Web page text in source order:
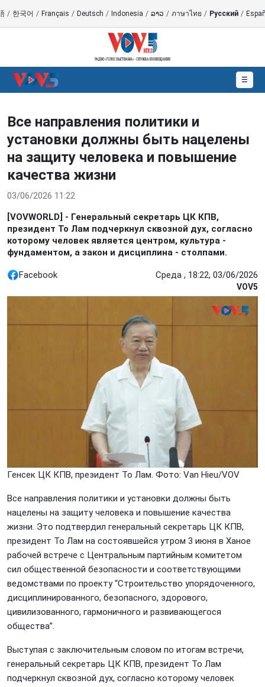
/ 한국어 / Français / Deutsch / Indonesia / ລາວ / ภาษาไทย / Русский /
☰
Все направления политики и
установки должны быть нацелены
на защиту человека и повышение
качества жизни
03/06/2026 11:22
[VOVWORLD] - Генеральный секретарь ЦК КПВ,
президент То Лам подчеркнул сквозной дух, согласно
которому человек является центром, культура -
фундаментом, а закон и дисциплина - столпами.
Facebook Среда , 18:22, 03/06/2026
VOV5
Генсек ЦК КПВ, президент То Лам. Фото: Vаn Hiеu/VOV
Все направления политики и установки должны быть
нацелены на защиту человека и повышение качества
жизни. Это подтвердил генеральный секретарь ЦК КПВ,
президент То Лам на состоявшейся утром 3 июня в Ханое
рабочей встрече с Центральным партийным комитетом
сил общественной безопасности и соответствующими
ведомствами по проекту “Строительство упорядоченного,
дисциплинированного, безопасного, здорового,
цивилизованного, гармоничного и развивающегося
общества”.
Выступая с заключительным словом по итогам встречи,
генеральный секретарь ЦК КПВ, президент То Лам
подчеркнул сквозной дух, согласно которому человек